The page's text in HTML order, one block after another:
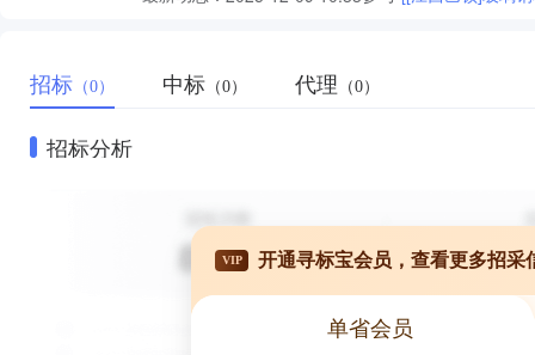
招标 （0） 中标 （0） 代理 （0）
招标分析
VIP 开通寻标宝会员，查看更多招采
单省会员